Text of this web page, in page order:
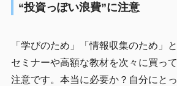
“投資っぽい浪費”に注意
「学びのため」「情報収集のため」
セミナーや高額な教材を次々に買っ
注意です。本当に必要か？自分にと